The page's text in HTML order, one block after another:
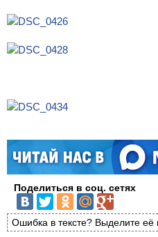
Поделиться в соц. сетях
Ошибка в тексте? Выделите